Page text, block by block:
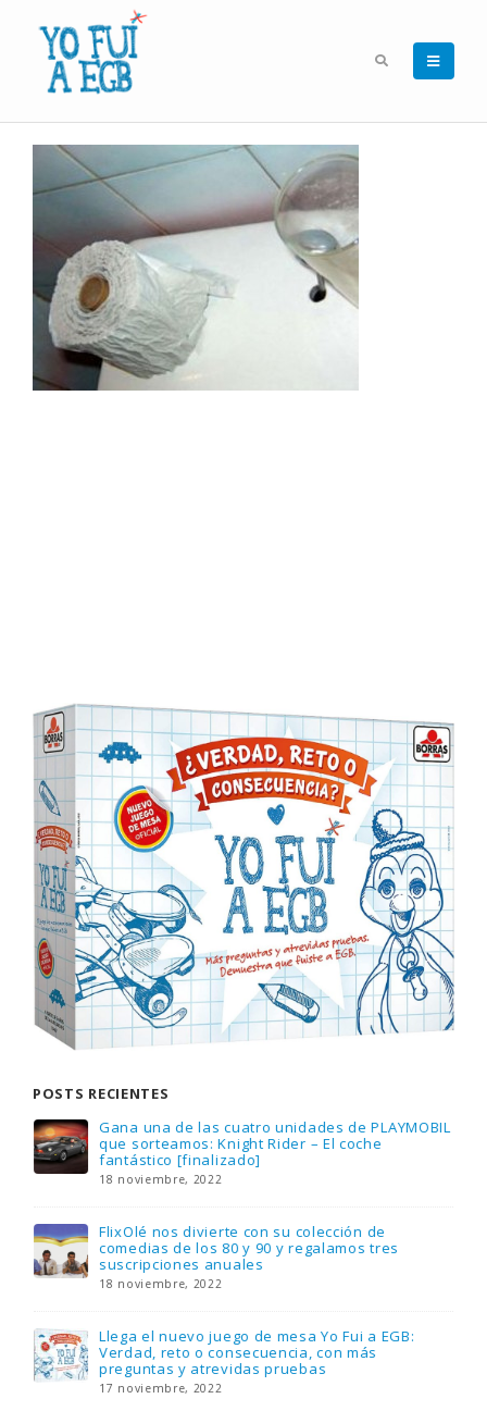
POSTS RECIENTES
Gana una de las cuatro unidades de PLAYMOBIL
que sorteamos: Knight Rider – El coche
fantástico [finalizado]
18 noviembre, 2022
FlixOlé nos divierte con su colección de
comedias de los 80 y 90 y regalamos tres
suscripciones anuales
18 noviembre, 2022
Llega el nuevo juego de mesa Yo Fui a EGB:
Verdad, reto o consecuencia, con más
preguntas y atrevidas pruebas
17 noviembre, 2022